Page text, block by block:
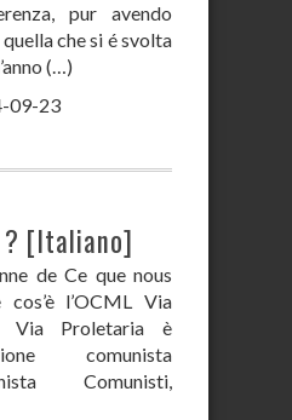
pur avendo
che si é svolta
(…)
09-23
? [Italiano]
de Ce que nous
cos’è l’OCML Via
Via Proletaria è
comunista
Comunisti,